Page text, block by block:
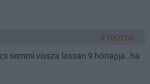
#100106
semmi vissza lassan 9 hónapja..ha